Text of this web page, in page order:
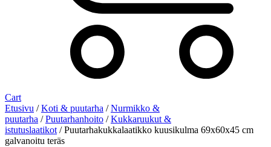
Cart
Etusivu /Koti & puutarha /Nurmikko &
puutarha /Puutarhanhoito /Kukkaruukut &
istutuslaatikot / Puutarhakukkalaatikko kuusikulma 69x60x45 cm
galvanoitu teräs